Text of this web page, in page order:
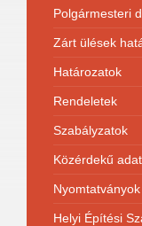
Polgármesteri
Zárt ülések
Határozatok
Rendeletek
Szabályzatok
Közérdekű
Nyomtatványok
Helyi Építési